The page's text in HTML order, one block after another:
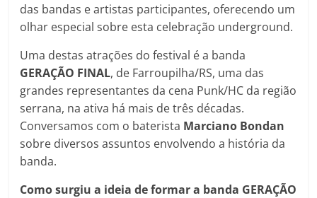
das bandas e artistas participantes, oferecendo um
olhar especial sobre esta celebração underground.
Uma destas atrações do festival é a banda
GERAÇÃO FINAL, de Farroupilha/RS, uma das
grandes representantes da cena Punk/HC da região
serrana, na ativa há mais de três décadas.
Conversamos com o baterista Marciano Bondan
sobre diversos assuntos envolvendo a história da
banda.
Como surgiu a ideia de formar a banda GERAÇÃO